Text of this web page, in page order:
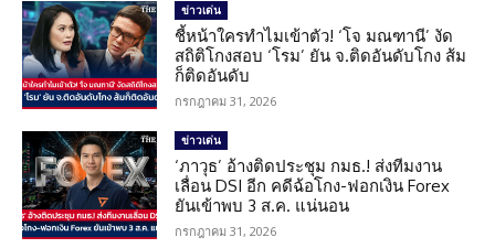
ข่าวเด่น
ชี้หน้าใครทำไมเข้าตัว! ‘โจ มณฑานี’ งัด
สถิติโกงสอบ ‘โรม’ ยัน จ.ติดอันดับโกง ส้ม
ก็ติดอันดับ
กรกฎาคม 31, 2026
ข่าวเด่น
‘ภาวุธ’ อ้างติดประชุม กมธ.! ส่งทีมงาน
เลื่อน DSI อีก คดีฉ้อโกง-ฟอกเงิน Forex
ยันเข้าพบ 3 ส.ค. แน่นอน
กรกฎาคม 31, 2026